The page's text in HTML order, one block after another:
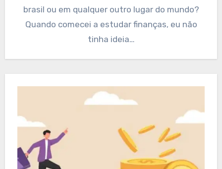
brasil ou em qualquer outro lugar do mundo?
Quando comecei a estudar finanças, eu não
tinha ideia…